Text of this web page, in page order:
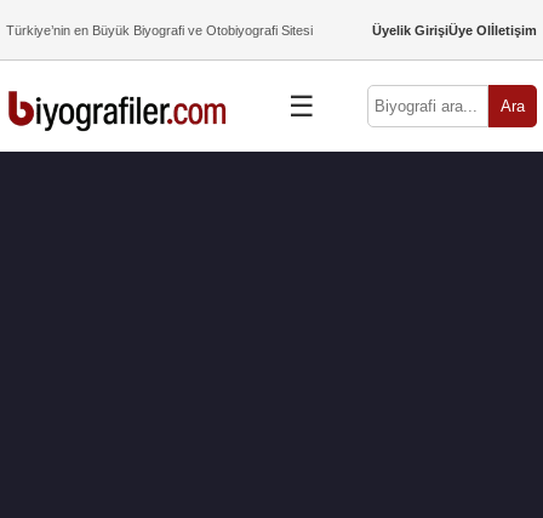
Türkiye’nin en Büyük Biyografi ve Otobiyografi Sitesi Üyelik GirişiÜye Olİletişim
☰ Ara